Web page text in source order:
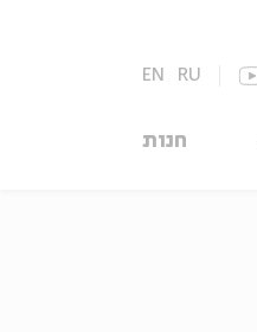
EN RU
חנות